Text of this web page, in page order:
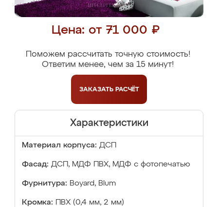
Цена: от 71 000 ₽
Поможем рассчитать точную стоимость!
Ответим менее, чем за 15 минут!
ЗАКАЗАТЬ РАСЧЁТ
Характеристики
Материал корпуса: ДСП
Фасад: ДСП, МДФ ПВХ, МДФ с фотопечатью
Фурнитура: Boyard, Blum
Кромка: ПВХ (0,4 мм, 2 мм)